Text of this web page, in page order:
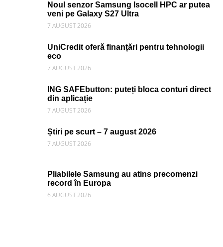
Noul senzor Samsung Isocell HPC ar putea
veni pe Galaxy S27 Ultra
7 AUGUST 2026
UniCredit oferă finanțări pentru tehnologii
eco
7 AUGUST 2026
ING SAFEbutton: puteți bloca conturi direct
din aplicație
7 AUGUST 2026
Știri pe scurt – 7 august 2026
7 AUGUST 2026
Pliabilele Samsung au atins precomenzi
record în Europa
6 AUGUST 2026